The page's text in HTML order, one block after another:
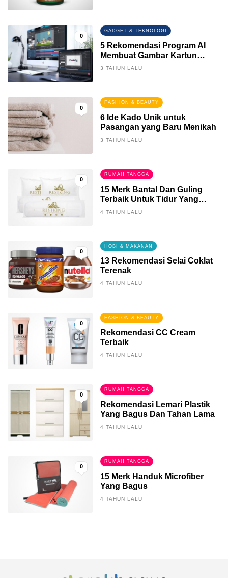
0
GADGET & TEKNOLOGI
5 Rekomendasi Program AI
Membuat Gambar Kartun
Keren
3 TAHUN LALU
0
FASHION & BEAUTY
6 Ide Kado Unik untuk
Pasangan yang Baru Menikah
3 TAHUN LALU
0
RUMAH TANGGA
15 Merk Bantal Dan Guling
Terbaik Untuk Tidur Yang
Berkualitas
4 TAHUN LALU
0
HOBI & MAKANAN
13 Rekomendasi Selai Coklat
Terenak
4 TAHUN LALU
0
FASHION & BEAUTY
Rekomendasi CC Cream
Terbaik
4 TAHUN LALU
0
RUMAH TANGGA
Rekomendasi Lemari Plastik
Yang Bagus Dan Tahan Lama
4 TAHUN LALU
0
RUMAH TANGGA
15 Merk Handuk Microfiber
Yang Bagus
4 TAHUN LALU